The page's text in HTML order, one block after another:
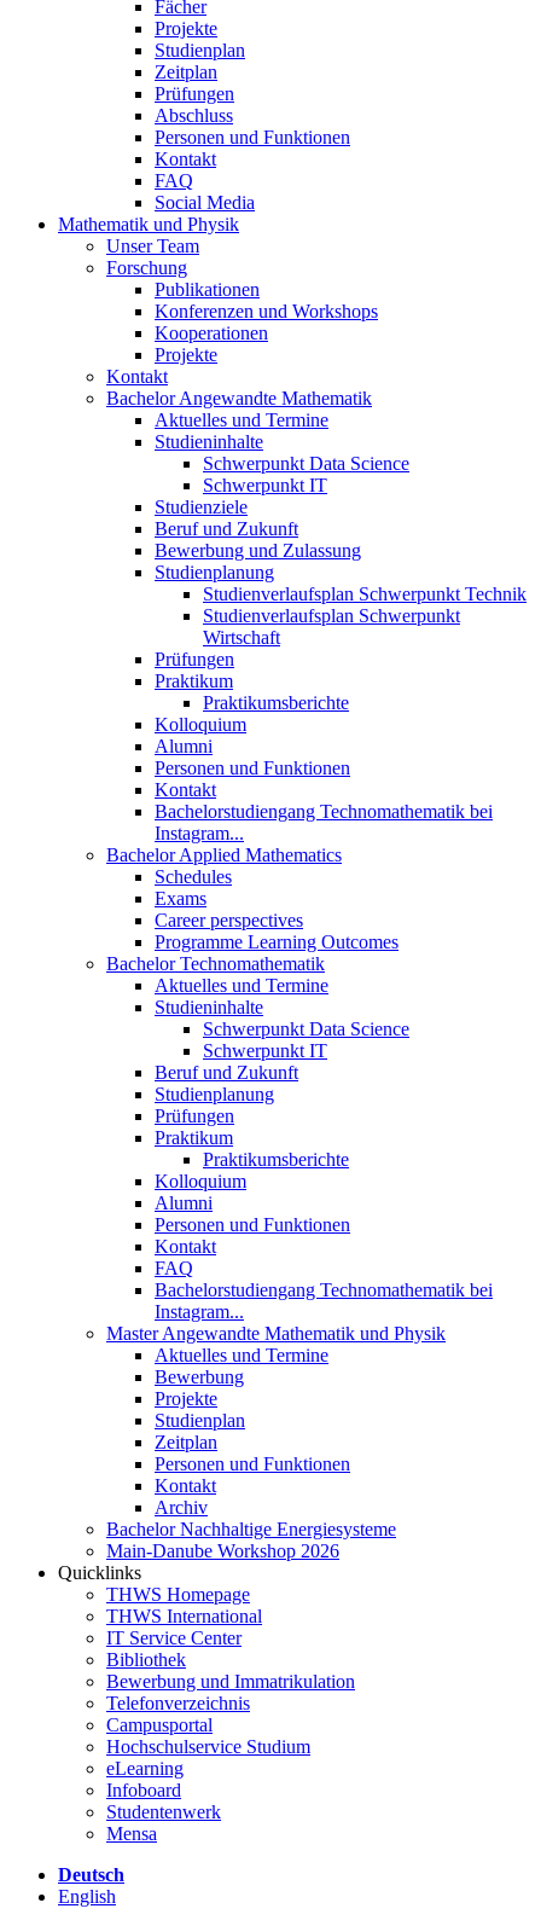
Fächer
Projekte
Studienplan
Zeitplan
Prüfungen
Abschluss
Personen und Funktionen
Kontakt
FAQ
Social Media
Mathematik und Physik
Unser Team
Forschung
Publikationen
Konferenzen und Workshops
Kooperationen
Projekte
Kontakt
Bachelor Angewandte Mathematik
Aktuelles und Termine
Studieninhalte
Schwerpunkt Data Science
Schwerpunkt IT
Studienziele
Beruf und Zukunft
Bewerbung und Zulassung
Studienplanung
Studienverlaufsplan Schwerpunkt Technik
Studienverlaufsplan Schwerpunkt
Wirtschaft
Prüfungen
Praktikum
Praktikumsberichte
Kolloquium
Alumni
Personen und Funktionen
Kontakt
Bachelorstudiengang Technomathematik bei
Instagram...
Bachelor Applied Mathematics
Schedules
Exams
Career perspectives
Programme Learning Outcomes
Bachelor Technomathematik
Aktuelles und Termine
Studieninhalte
Schwerpunkt Data Science
Schwerpunkt IT
Beruf und Zukunft
Studienplanung
Prüfungen
Praktikum
Praktikumsberichte
Kolloquium
Alumni
Personen und Funktionen
Kontakt
FAQ
Bachelorstudiengang Technomathematik bei
Instagram...
Master Angewandte Mathematik und Physik
Aktuelles und Termine
Bewerbung
Projekte
Studienplan
Zeitplan
Personen und Funktionen
Kontakt
Archiv
Bachelor Nachhaltige Energiesysteme
Main-Danube Workshop 2026
Quicklinks
THWS Homepage
THWS International
IT Service Center
Bibliothek
Bewerbung und Immatrikulation
Telefonverzeichnis
Campusportal
Hochschulservice Studium
eLearning
Infoboard
Studentenwerk
Mensa
Deutsch
English